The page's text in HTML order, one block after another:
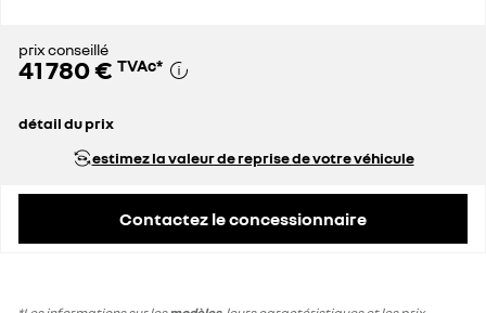
prix conseillé
41 780 € TVAc*
détail du prix
remise globaleestimez la valeur de reprise de votre véhicule
Contactez le concessionnaire